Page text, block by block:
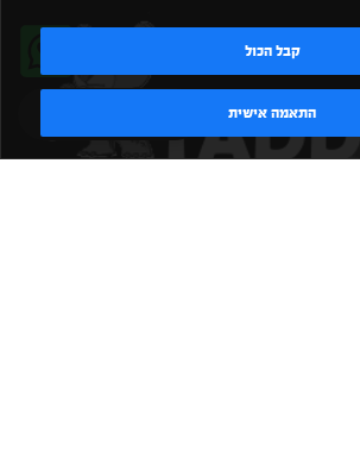
התאמה אישית
קבל הכול